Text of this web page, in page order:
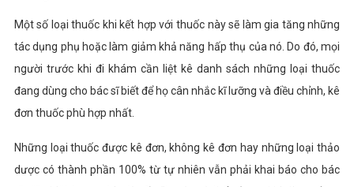
Một số loại thuốc khi kết hợp với thuốc này sẽ làm gia tăng những
tác dụng phụ hoặc làm giảm khả năng hấp thụ của nó. Do đó, mọi
người trước khi đi khám cần liệt kê danh sách những loại thuốc
đang dùng cho bác sĩ biết để họ cân nhắc kĩ lưỡng và điều chỉnh, kê
đơn thuốc phù hợp nhất.
Những loại thuốc được kê đơn, không kê đơn hay những loại thảo
dược có thành phần 100% từ tự nhiên vẫn phải khai báo cho bác